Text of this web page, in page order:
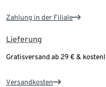
Zahlung in der Filiale
Lieferung
Gratisversand ab 29 € &
Versandkosten